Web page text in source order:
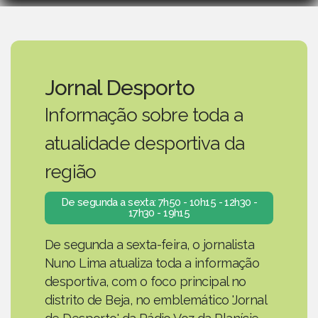
Jornal Desporto
Informação sobre toda a
atualidade desportiva da
região
De segunda a sexta: 7h50 - 10h15 - 12h30 -
17h30 - 19h15
De segunda a sexta-feira, o jornalista
Nuno Lima atualiza toda a informação
desportiva, com o foco principal no
distrito de Beja, no emblemático 'Jornal